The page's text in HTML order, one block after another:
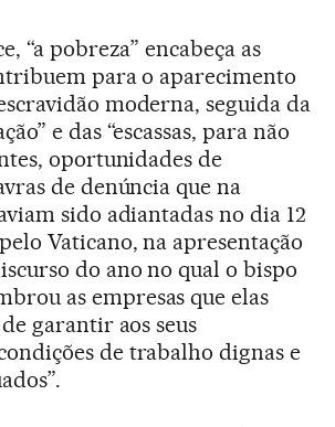
“a pobreza” encabeça as
para o aparecimento
moderna, seguida da
e das “escassas, para não
oportunidades de
de denúncia que na
sido adiantadas no dia 12
Vaticano, na apresentação
do ano no qual o bispo
as empresas que elas
garantir aos seus
de trabalho dignas e